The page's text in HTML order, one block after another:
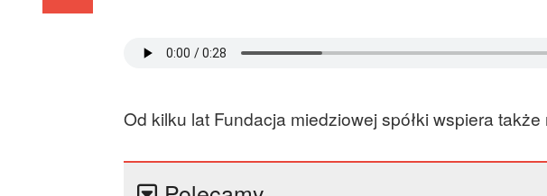
Od kilku lat Fundacja miedziowej spółki wspiera